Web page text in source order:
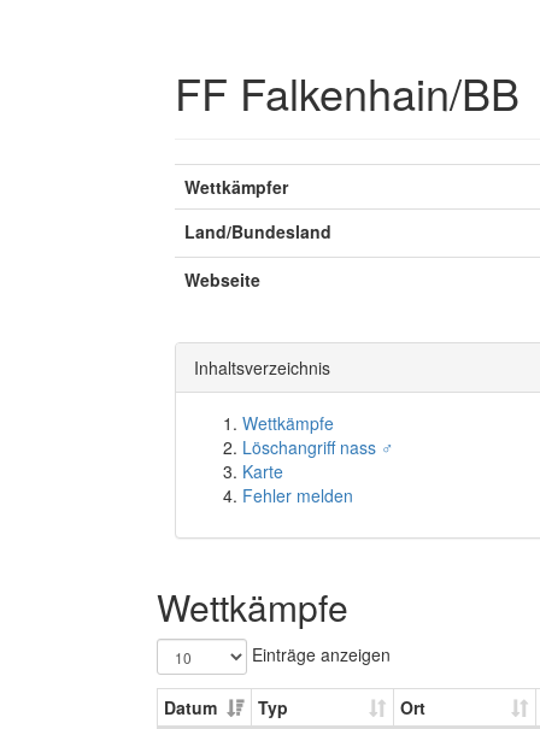
FF Falkenhain/BB
Wettkämpfer
Land/Bundesland
Webseite
Inhaltsverzeichnis
Wettkämpfe
Löschangriff nass ♂
Karte
Fehler melden
Wettkämpfe
Einträge anzeigen
Datum Typ
Ort